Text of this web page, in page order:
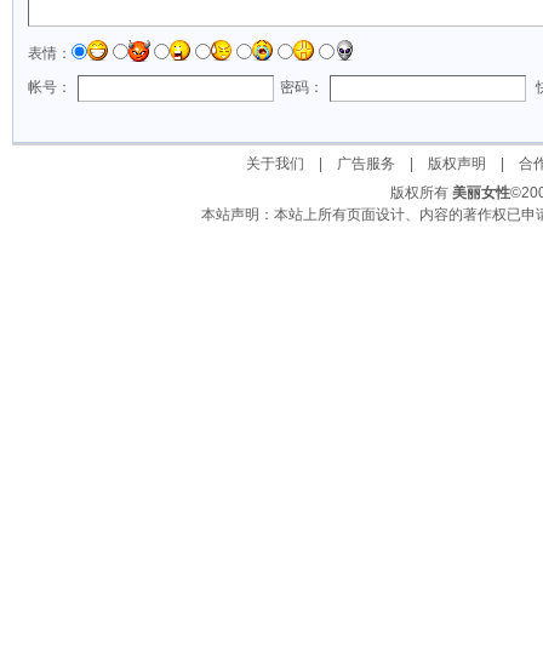
表情：
帐号：
密码：
关于我们 广告服务 版权声明
合
版权所有 美丽女性
本站声明：本站上所有页面设计、内容的著作权已